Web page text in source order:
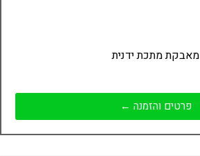
מאבקת מתכת ידנית
פרטים והזמנה ←